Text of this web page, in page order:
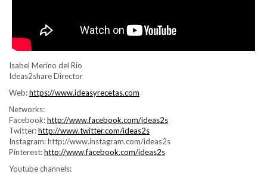
Isabel Merino del Río
Ideas2share Director
Web:https://www.ideasyrecetas.com
Networks:
Facebook:http://www.facebook.com/ideas2s
Twitter:http://www.twitter.com/ideas2s
Instagram: http://www.instagram.com/ideas2s
Pinterest:http://www.facebook.com/ideas2s
Youtube channels: